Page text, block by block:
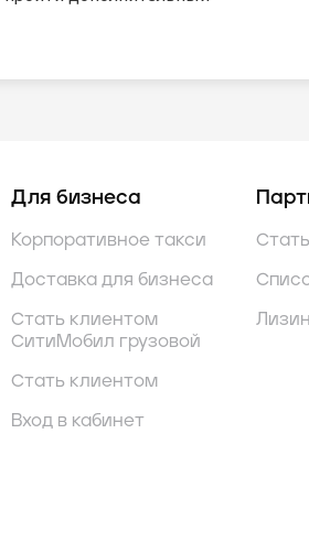
Для бизнеса
Корпоративное такси
Доставка для бизнеса
Стать клиентом
СитиМобил грузовой
Стать клиентом
Вход в кабинет